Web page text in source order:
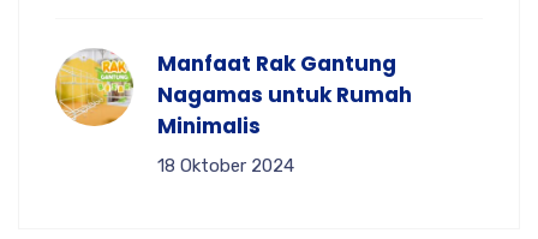
Manfaat Rak Gantung
Nagamas untuk Rumah
Minimalis
18 Oktober 2024